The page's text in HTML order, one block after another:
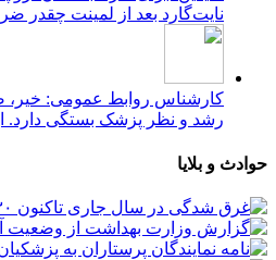
نایت‌گارد بعد از لمینت چقدر
کارشناس روابط عمومی: خیر،
رشد و نظر پزشک بستگی دارد.
حوادث و بلایا